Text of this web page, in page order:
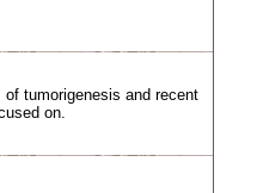
tumorigenesis and recent
on.